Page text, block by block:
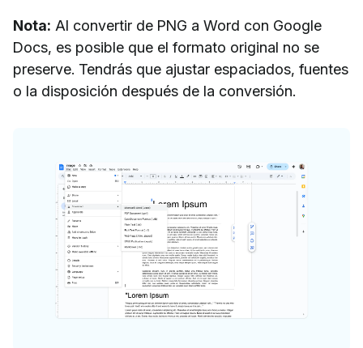
Nota: Al convertir de PNG a Word con Google
Docs, es posible que el formato original no se
preserve. Tendrás que ajustar espaciados, fuentes
o la disposición después de la conversión.